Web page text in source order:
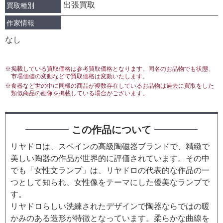
買取種別 出張買取
作家情報
なし
※掲載している買取価格は参考買取価格となります。同名のお品物でも状態、
市場価値の変動などで買取価格は変動いたします。
※食器など世の中に同様の商品が複数存在しているお品物は過去に買取をした
類似商品の画像を掲載している場合がございます。
この作品について
リヤドロは、スペインの高級陶磁器ブランドで、精緻で
美しい陶器の作品が世界的に評価されています。その中
でも「女性文ランプ」は、リヤドロの代表的な作品の一
つとして知られ、女性像をテーマにした優美なランプで
す。
リヤドロらしい洗練されたデザインで陶器ならではの暖
かみのある造形が特徴となっています。柔らかな曲線を